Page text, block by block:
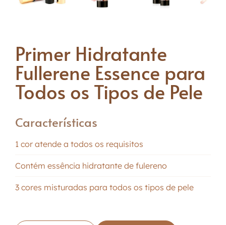
Primer Hidratante
Fullerene Essence para
Todos os Tipos de Pele
Características
1 cor atende a todos os requisitos
Contém essência hidratante de fulereno
3 cores misturadas para todos os tipos de pele